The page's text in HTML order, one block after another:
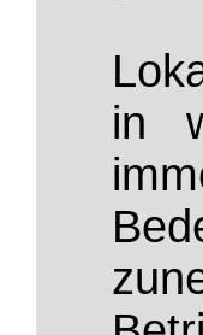
in